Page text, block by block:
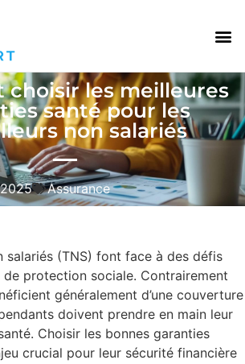
choisir les meilleures
santé pour les
non salariés
Assurance
salariés (TNS) font face à des défis
de protection sociale. Contrairement
généralement d’une couverture
doivent prendre en main leur
Choisir les bonnes garanties
crucial pour leur sécurité financière